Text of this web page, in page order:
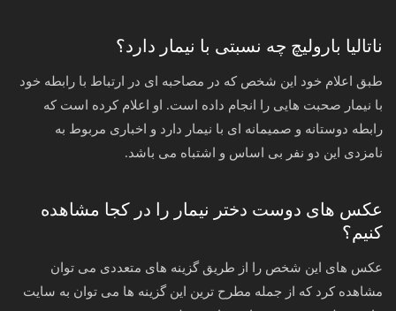
ناتالیا بارولیچ چه نسبتی با نیمار دارد؟
طبق اعلام خود این شخص که در مصاحبه ای در ارتباط با رابطه خود
با نیمار صحبت هایی را انجام داده است. او اعلام کرده است که
رابطه دوستانه و صمیمانه ای با نیمار دارد و اخباری مربوط به
نامزدی این دو نفر بی اساس و اشتباه می باشد.
عکس های دوست دختر نیمار را در کجا مشاهده
کنیم؟
عکس های این شخص را از طریق گزینه های متعددی می توان
مشاهده کرد که از جمله مطرح ترین این گزینه ها می توان به سایت